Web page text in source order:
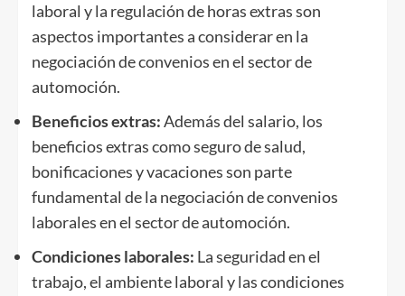
laboral y la regulación de horas extras son
aspectos importantes a considerar en la
negociación de convenios en el sector de
automoción.
Beneficios extras:Además del salario, los
beneficios extras como seguro de salud,
bonificaciones y vacaciones son parte
fundamental de la negociación de convenios
laborales en el sector de automoción.
Condiciones laborales: La seguridad en el
trabajo, el ambiente laboral y las condiciones